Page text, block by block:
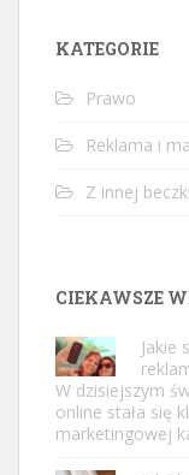
KATEGORIE
Prawo
Reklama i
Z innej
CIEKAWSZE
Jakie
W dzisiejszym
online stała się
marketingowej